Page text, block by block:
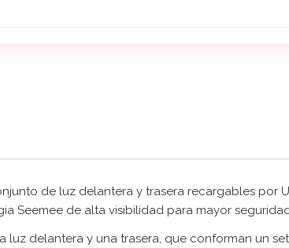
de luz delantera y trasera recargables
Seemee de alta visibilidad para mayor
luz delantera y una trasera, que conforman un